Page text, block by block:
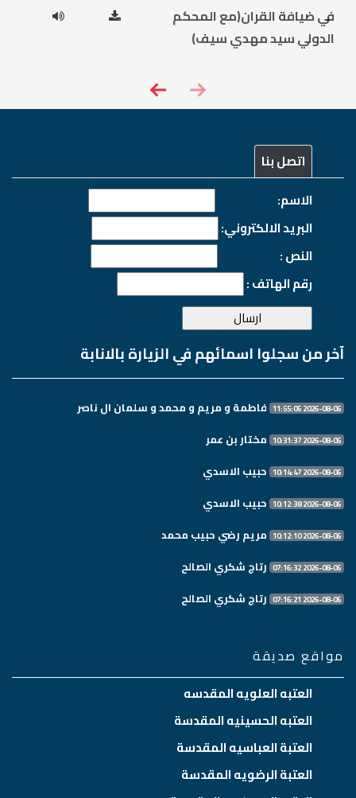
في ضيافة القران(مع المحكم
الدولي سيد مهدي سيف)
اتصل بنا
الاسم:
البريد الالكتروني:
النص :
رقم الهاتف :
آخر من سجلوا اسمائهم في الزيارة بالانابة
2026-08-06 11:55:06 فاطمة و مريم و محمد و سلمان ال ناصر
2026-08-06 10:31:37 مختار بن عمر
2026-08-06 10:14:47 حبيب الاسدي
2026-08-06 10:12:38 حبيب الاسدي
2026-08-06 10:12:10 مريم رضي حبيب محمد
2026-08-06 07:16:32 رتاج شكري الصالح
2026-08-06 07:16:21 رتاج شكري الصالح
مواقع صديقة
العتبه العلويه المقدسه
العتبه الحسينيه المقدسة
العتبة العباسيه المقدسة
العتبة الرضويه المقدسة